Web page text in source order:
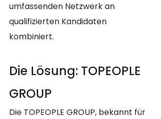
umfassenden Netzwerk an
qualifizierten Kandidaten
kombiniert.
Die Lösung: TOPEOPLE
GROUP
Die TOPEOPLE GROUP, bekannt für